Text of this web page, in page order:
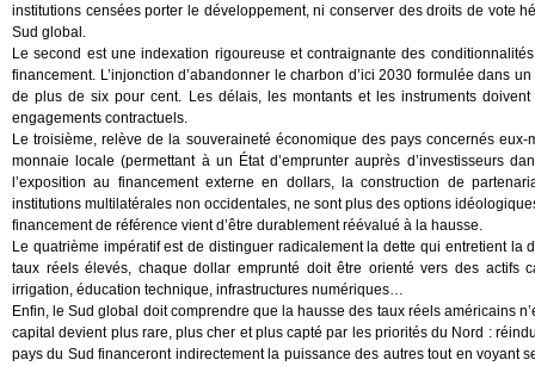
institutions censées porter le développement, ni conserver des droits de vote
Sud global.
Le second est une indexation rigoureuse et contraignante des
financement. L’injonction d’abandonner le charbon d’ici 2030 formulée dans
de plus de six pour cent. Les délais, les montants et les instruments
engagements contractuels.
Le troisième, relève de la souveraineté économique des pays concernés
monnaie locale (permettant à un État d’emprunter auprès d’investisseurs
l’exposition au financement externe en dollars, la construction de
institutions multilatérales non occidentales, ne sont plus des options
financement de référence vient d’être durablement réévalué à la hausse.
Le quatrième impératif est de distinguer radicalement la dette qui entretient
taux réels élevés, chaque dollar emprunté doit être orienté vers des actifs
irrigation, éducation technique, infrastructures numériques…
Enfin, le Sud global doit comprendre que la hausse des taux réels américains
capital devient plus rare, plus cher et plus capté par les priorités du Nord :
pays du Sud financeront indirectement la puissance des autres tout en voyant